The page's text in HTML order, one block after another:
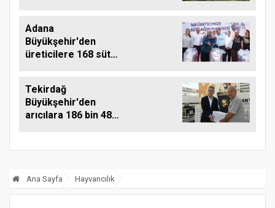
Adana
Büyükşehir'den
üreticilere 168 süt
Tekirdağ
Büyükşehir'den
arıcılara 186 bin 480
Ana Sayfa Hayvancılık